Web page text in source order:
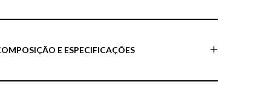
E ESPECIFICAÇÕES